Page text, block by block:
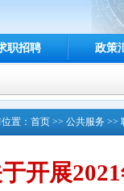
职招聘 政策
置： 首页 >> 公共服务 >>
开展